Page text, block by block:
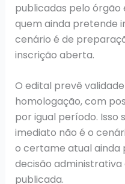
publicadas pelo órgão
quem ainda pretende
cenário é de
inscrição aberta.
O edital prevê
homologação, com
por igual período. Isso
imediato não é o
o certame atual ainda
decisão
publicada.